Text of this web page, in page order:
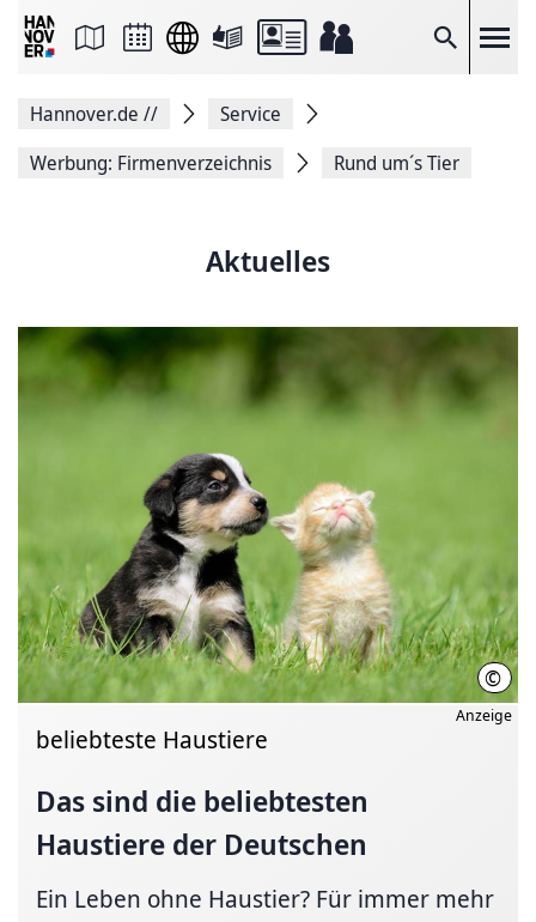
Suche
Seite
Facebook
Hannover.de //
Service
Werbung: Firmenverzeichnis
Rund um´s Tier
Aktuelles
©
Anzeige
beliebteste Haustiere
Das sind die beliebtesten
Haustiere der Deutschen
Ein Leben ohne Haustier? Für immer mehr